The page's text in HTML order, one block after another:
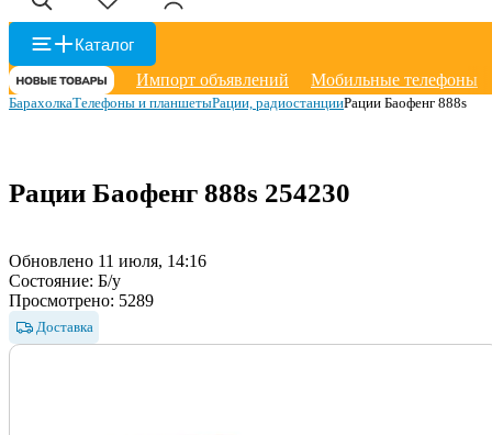
Каталог
Импорт объявлений
Мобильные телефоны
БарахолкаТелефоны и планшетыРации, радиостанцииРации Баофенг 888s
Рации Баофенг 888s 254230
Обновлено 11 июля, 14:16
Состояние: Б/у
Просмотрено: 5289
Доставка